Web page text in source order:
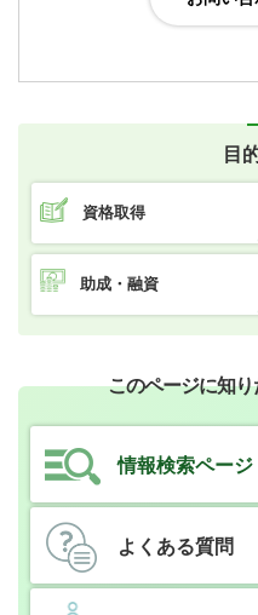
目
資格取得
助成・融資
このページに知
情報検索ページ
よくある質問